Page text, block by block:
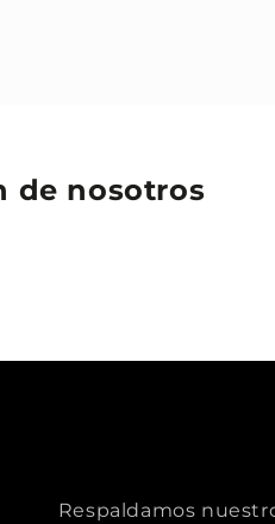
de nosotros
Respaldamos